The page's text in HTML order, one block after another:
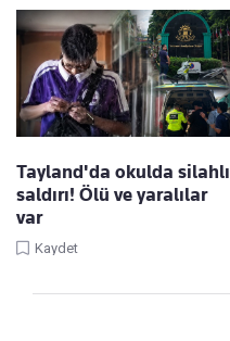
Tayland'da okulda silahlı
saldırı! Ölü ve yaralılar
var
Kaydet